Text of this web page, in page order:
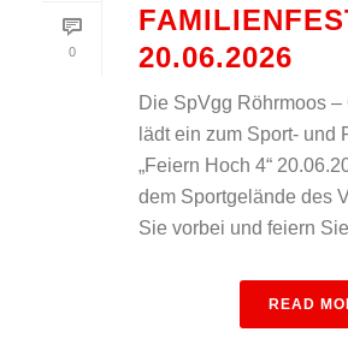
0
20.06.2026
Die SpVgg Röhrmoos
lädt ein zum Sport- und
„Feiern Hoch 4“
dem Sportgelände des
Sie vorbei und feiern
READ